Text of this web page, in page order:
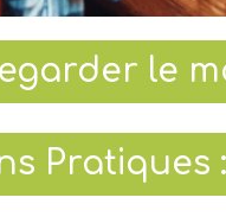
le
Pratiques :